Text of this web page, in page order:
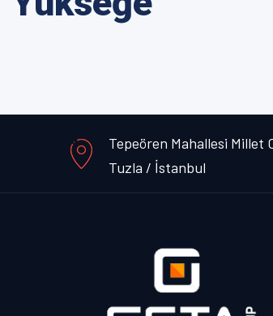
Tepeören Mahallesi Millet
Tuzla / İstanbul